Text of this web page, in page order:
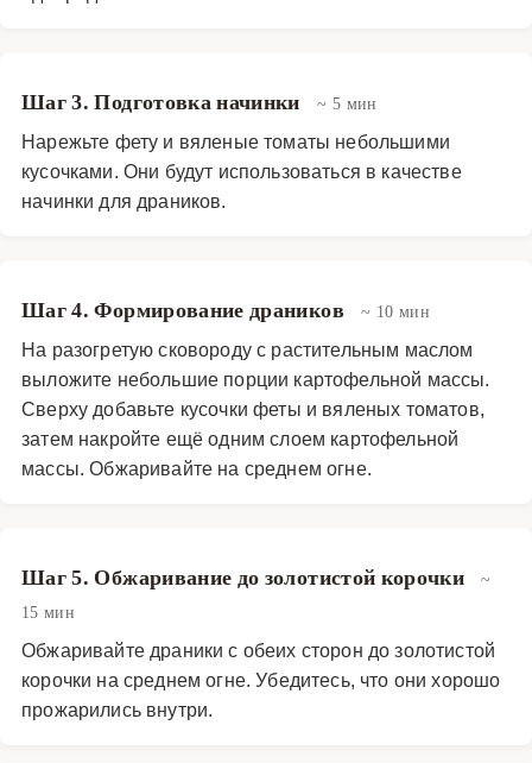
Шаг 3. Подготовка начинки ~ 5 мин
Нарежьте фету и вяленые томаты небольшими
кусочками. Они будут использоваться в качестве
начинки для драников.
Шаг 4. Формирование драников ~ 10 мин
На разогретую сковороду с растительным маслом
выложите небольшие порции картофельной массы.
Сверху добавьте кусочки феты и вяленых томатов,
затем накройте ещё одним слоем картофельной
массы. Обжаривайте на среднем огне.
Шаг 5. Обжаривание до золотистой корочки
~
15 мин
Обжаривайте драники с обеих сторон до золотистой
корочки на среднем огне. Убедитесь, что они хорошо
прожарились внутри.